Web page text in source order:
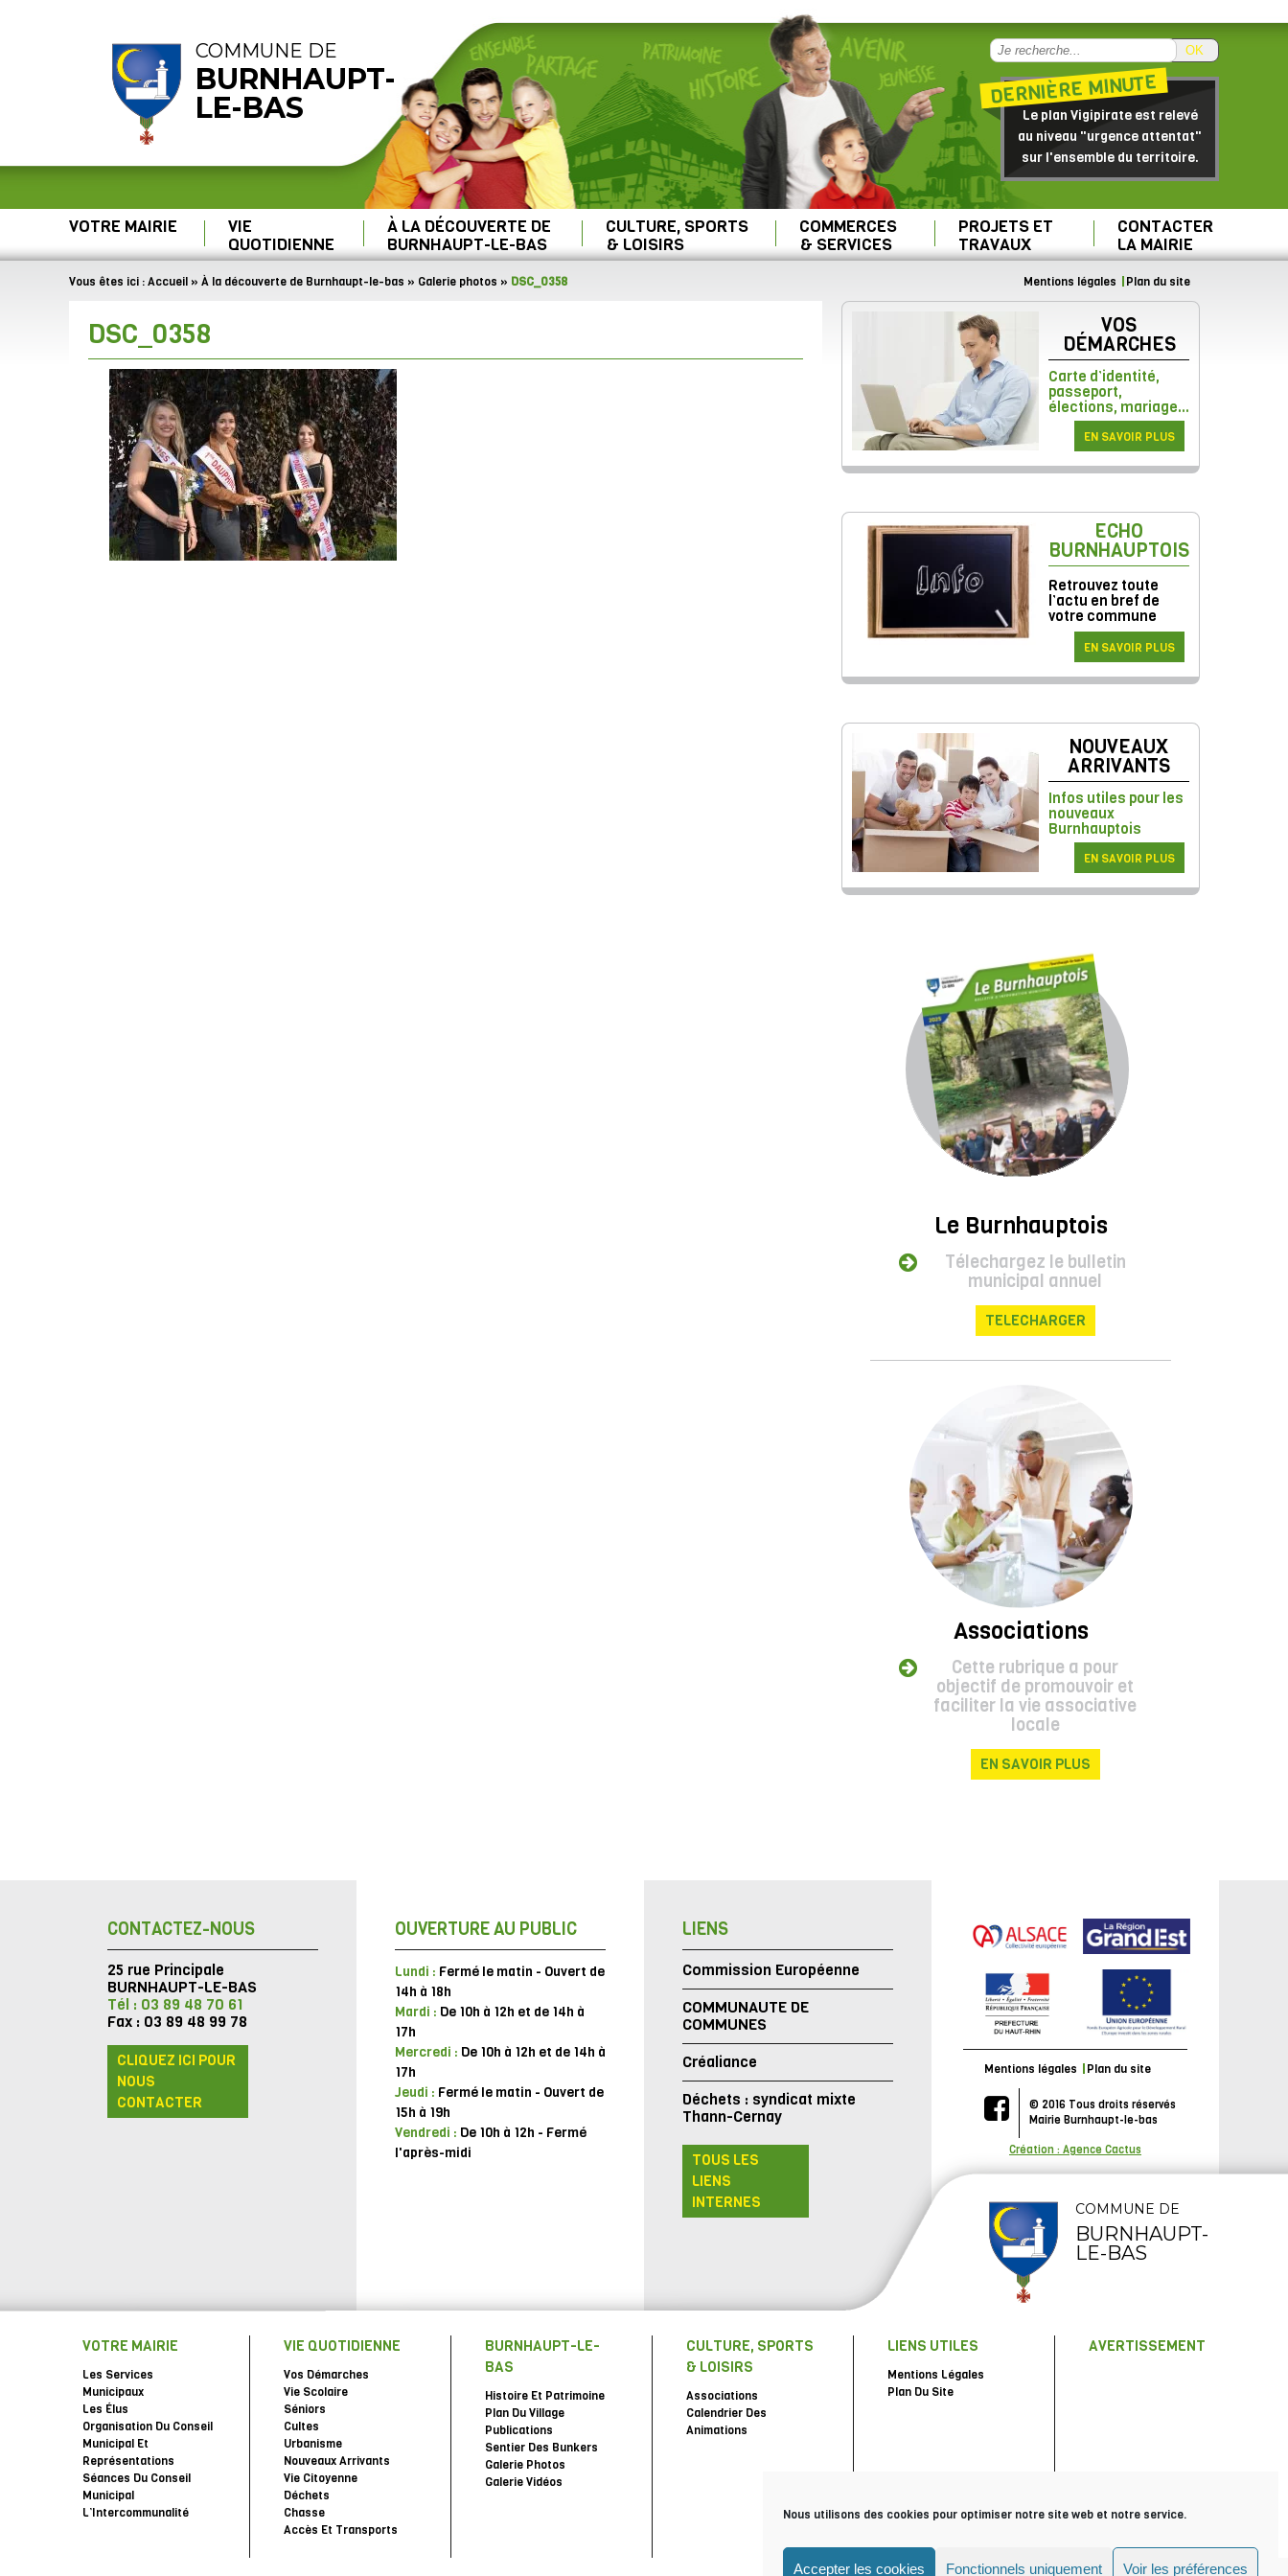
Nous utilisons des cookies pour optimiser notre site web et notre service.
Accepter les cookies Fonctionnels uniquement Voir les préférences
COMMUNE DE
BURNHAUPT-
LE-BAS
OK
DERNIÈRE MINUTE
Le plan Vigipirate est relevé
au niveau "urgence attentat"
sur l'ensemble du territoire.
VOTRE MAIRIE VIE
QUOTIDIENNE
À LA DÉCOUVERTE DE
BURNHAUPT-LE-BAS
CULTURE, SPORTS
& LOISIRS
COMMERCES
& SERVICES
PROJETS ET
TRAVAUX
CONTACTER
LA MAIRIE
Vous êtes ici :Accueil » À la découverte de Burnhaupt-le-bas » Galerie photos » DSC_0358 Mentions légales Plan du site
DSC_0358 VOS
DÉMARCHES
Carte d’identité,
passeport,
élections, mariage...
EN SAVOIR PLUS
ECHO
BURNHAUPTOIS
Retrouvez toute
l’actu en bref de
votre commune
EN SAVOIR PLUS
NOUVEAUX
ARRIVANTS
Infos utiles pour les
nouveaux
Burnhauptois
EN SAVOIR PLUS
Le Burnhauptois
Télechargez le bulletin
municipal annuel
TELECHARGER
Associations
Cette rubrique a pour
objectif de promouvoir et
faciliter la vie associative
locale
EN SAVOIR PLUS
CONTACTEZ-NOUS
25 rue Principale
BURNHAUPT-LE-BAS
Tél : 03 89 48 70 61
Fax : 03 89 48 99 78
CLIQUEZ ICI POUR
NOUS
CONTACTER
OUVERTURE AU PUBLIC
Lundi : Fermé le matin - Ouvert de
14h à 18h
Mardi : De 10h à 12h et de 14h à
17h
Mercredi : De 10h à 12h et de 14h à
17h
Jeudi : Fermé le matin - Ouvert de
15h à 19h
Vendredi : De 10h à 12h - Fermé
l'après-midi
LIENS
Commission Européenne
COMMUNAUTE DE
COMMUNES
Créaliance
Déchets : syndicat mixte
Thann-Cernay
TOUS LES
LIENS
INTERNES
Mentions légales Plan du site
© 2016 Tous droits réservés
Mairie Burnhaupt-le-bas
Création : Agence Cactus
COMMUNE DE
BURNHAUPT-
LE-BAS
VOTRE MAIRIE
Les Services
Municipaux
Les Élus
Organisation Du Conseil
Municipal Et
Représentations
Séances Du Conseil
Municipal
L’Intercommunalité
VIE QUOTIDIENNE
Vos Démarches
Vie Scolaire
Séniors
Cultes
Urbanisme
Nouveaux Arrivants
Vie Citoyenne
Déchets
Chasse
Accès Et Transports
BURNHAUPT-LE-
BAS
Histoire Et Patrimoine
Plan Du Village
Publications
Sentier Des Bunkers
Galerie Photos
Galerie Vidéos
CULTURE, SPORTS
& LOISIRS
Associations
Calendrier Des
Animations
LIENS UTILES
Mentions Légales
Plan Du Site
AVERTISSEMENT